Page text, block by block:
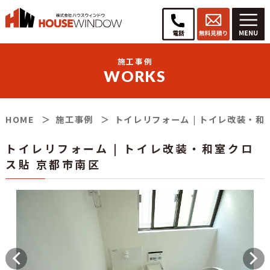
施工事例
WORKS
HOME 施工事例 トイレリフォーム | トイレ改装・
トイレリフォーム | トイレ改装・和室クロ
ス貼 京都市南区